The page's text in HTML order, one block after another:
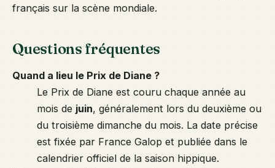
français sur la scène mondiale.
Questions fréquentes
Quand a lieu le Prix de Diane ?
Le Prix de Diane est couru chaque année au
mois de juin, généralement lors du deuxième ou
du troisième dimanche du mois. La date précise
est fixée par France Galop et publiée dans le
calendrier officiel de la saison hippique.